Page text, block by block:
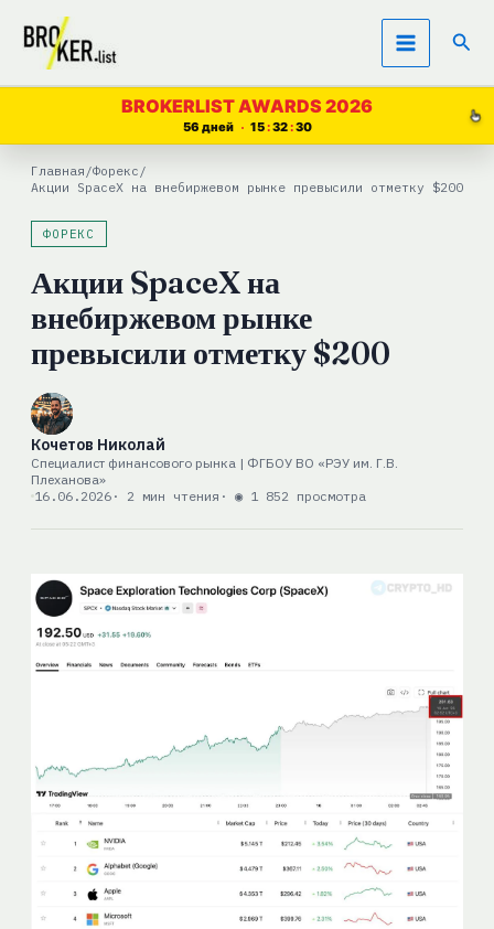
Перейти
содержимому
BROKERLIST AWARDS 2026
56 дней 15 32 29
Главная /Форекс /
Акции SpaceX на внебиржевом рынке превысили отметку $200
ФОРЕКС
Акции SpaceX на
внебиржевом рынке
превысили отметку $200
Кочетов Николай
Специалист финансового рынка | ФГБОУ ВО «РЭУ им. Г.В.
Плеханова»
16.06.2026· 2 мин чтения · ◉ 1 852 просмотра